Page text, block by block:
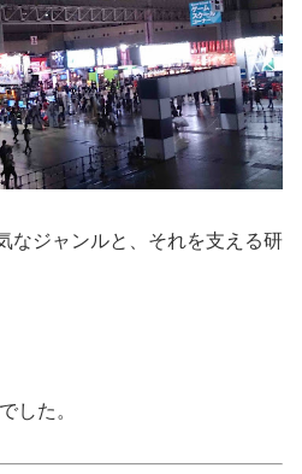
なジャンルと、それを支える研
した。